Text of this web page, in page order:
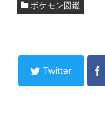
ポケモン図鑑
Twitter